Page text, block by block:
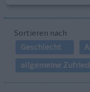
Sortieren nach
Geschlecht
allgemeine